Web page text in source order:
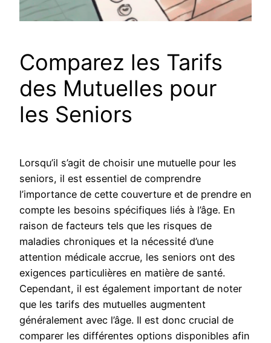
Comparez les Tarifs
des Mutuelles pour
les Seniors
Lorsqu’il s’agit de choisir une mutuelle pour les
seniors, il est essentiel de comprendre
l’importance de cette couverture et de prendre en
compte les besoins spécifiques liés à l’âge. En
raison de facteurs tels que les risques de
maladies chroniques et la nécessité d’une
attention médicale accrue, les seniors ont des
exigences particulières en matière de santé.
Cependant, il est également important de noter
que les tarifs des mutuelles augmentent
généralement avec l’âge. Il est donc crucial de
comparer les différentes options disponibles afin